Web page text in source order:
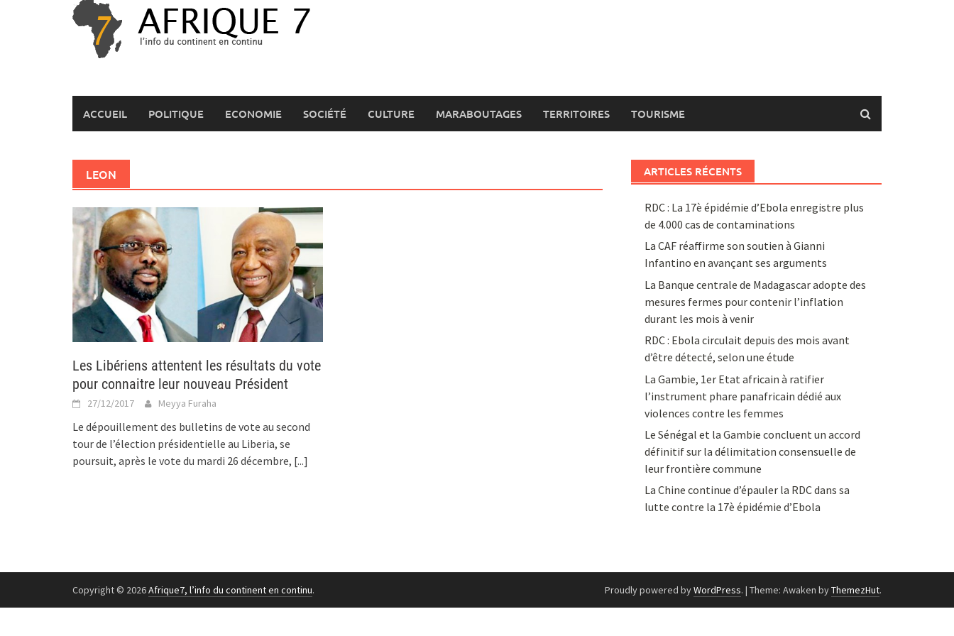
ACCUEIL POLITIQUE ECONOMIE SOCIÉTÉ CULTURE MARABOUTAGES TERRITOIRES TOURISME
LEON
Les Libériens attentent les résultats du vote
pour connaitre leur nouveau Président
27/12/2017 Meyya Furaha
Le dépouillement des bulletins de vote au second
tour de l’élection présidentielle au Liberia, se
poursuit, après le vote du mardi 26 décembre, [...]
ARTICLES RÉCENTS
RDC : La 17è épidémie d’Ebola enregistre plus
de 4.000 cas de contaminations
La CAF réaffirme son soutien à Gianni
Infantino en avançant ses arguments
La Banque centrale de Madagascar adopte des
mesures fermes pour contenir l’inflation
durant les mois à venir
RDC : Ebola circulait depuis des mois avant
d’être détecté, selon une étude
La Gambie, 1er Etat africain à ratifier
l’instrument phare panafricain dédié aux
violences contre les femmes
Le Sénégal et la Gambie concluent un accord
définitif sur la délimitation consensuelle de
leur frontière commune
La Chine continue d’épauler la RDC dans sa
lutte contre la 17è épidémie d’Ebola
Copyright © 2026Afrique7, l’info du continent en continu. Proudly powered byWordPress. | Theme: Awaken byThemezHut.